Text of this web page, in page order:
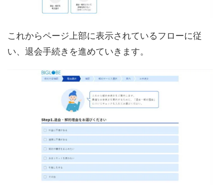
これからページ上部に表示されているフローに従
い、退会手続きを進めていきます。